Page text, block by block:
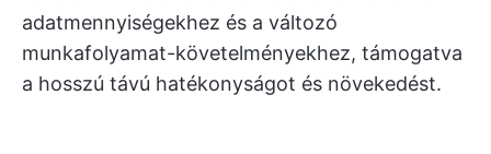
adatmennyiségekhez és a változó
munkafolyamat-követelményekhez, támogatva
a hosszú távú hatékonyságot és növekedést.